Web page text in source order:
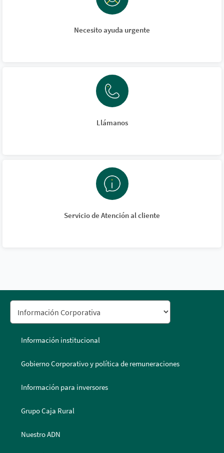
Necesito ayuda urgente
Llámanos
Servicio de Atención al cliente
Información institucional
Gobierno Corporativo y política de remuneraciones
Información para inversores
Grupo Caja Rural
Nuestro ADN